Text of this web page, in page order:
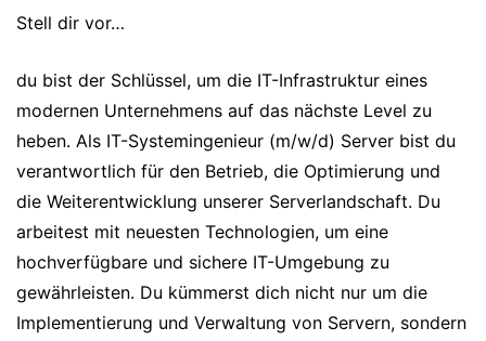
Stell dir vor…
du bist der Schlüssel, um die IT-Infrastruktur eines
modernen Unternehmens auf das nächste Level zu
heben. Als IT-Systemingenieur (m/w/d) Server bist du
verantwortlich für den Betrieb, die Optimierung und
die Weiterentwicklung unserer Serverlandschaft. Du
arbeitest mit neuesten Technologien, um eine
hochverfügbare und sichere IT-Umgebung zu
gewährleisten. Du kümmerst dich nicht nur um die
Implementierung und Verwaltung von Servern, sondern